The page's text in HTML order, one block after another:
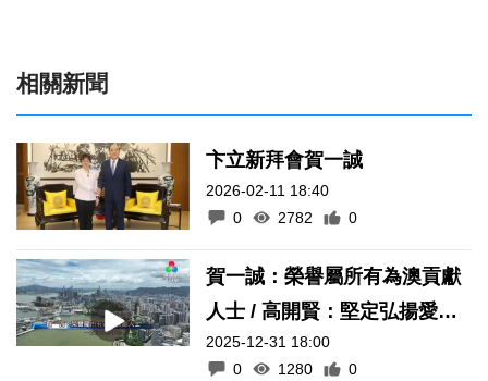
相關新聞
卞立新拜會賀一誠
2026-02-11 18:40
0
2782 0
賀一誠：榮譽屬所有為澳貢獻
人士 / 高開賢：堅定弘揚愛國
愛澳核心價值
2025-12-31 18:00
0
1280 0